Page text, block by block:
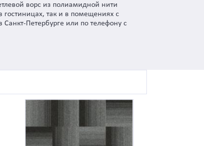
ворс из полиамидной нити
гостиницах, так и в помещениях с
Петербурге или по телефону с